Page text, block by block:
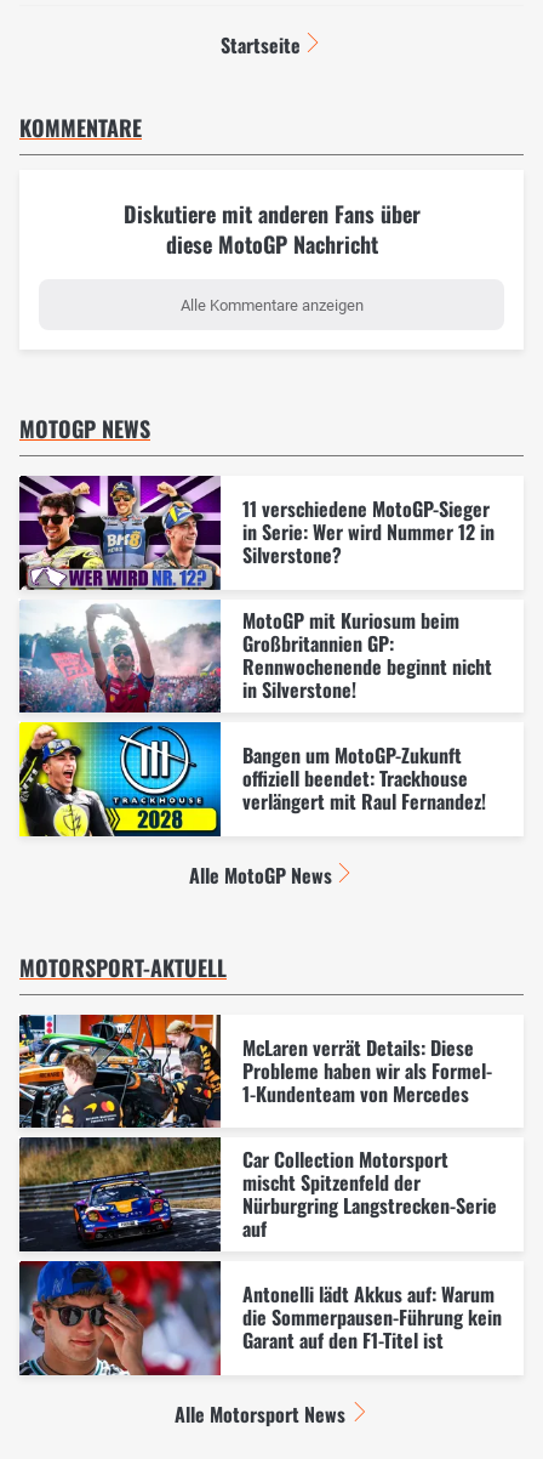
Startseite
KOMMENTARE
Diskutiere mit anderen Fans über
diese MotoGP Nachricht
Alle Kommentare anzeigen
MOTOGP NEWS
11 verschiedene MotoGP-Sieger
in Serie: Wer wird Nummer 12 in
Silverstone?
MotoGP mit Kuriosum beim
Großbritannien GP:
Rennwochenende beginnt nicht
in Silverstone!
Bangen um MotoGP-Zukunft
offiziell beendet: Trackhouse
verlängert mit Raul Fernandez!
Alle MotoGP News
MOTORSPORT-AKTUELL
McLaren verrät Details: Diese
Probleme haben wir als Formel-
1-Kundenteam von Mercedes
Car Collection Motorsport
mischt Spitzenfeld der
Nürburgring Langstrecken-Serie
auf
Antonelli lädt Akkus auf: Warum
die Sommerpausen-Führung kein
Garant auf den F1-Titel ist
Alle Motorsport News